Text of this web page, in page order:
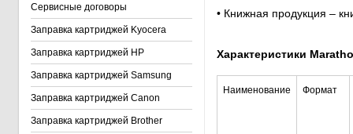
Сервисные договоры
Заправка картриджей Kyocera
Заправка картриджей HP
Заправка картриджей Samsung
Заправка картриджей Canon
Заправка картриджей Brother
• Книжная продукция –
Характеристики
Наименование Формат